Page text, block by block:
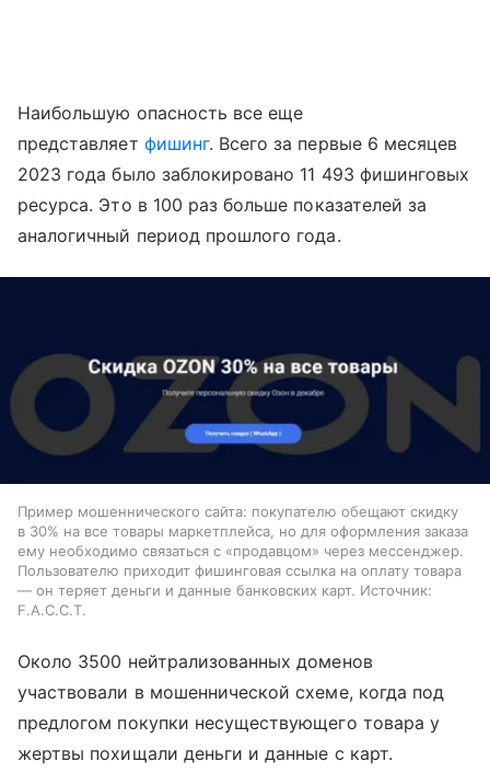
Наибольшую опасность все еще
представляет фишинг. Всего за первые 6 месяцев
2023 года было заблокировано 11 493 фишинговых
ресурса. Это в 100 раз больше показателей за
аналогичный период прошлого года.
Пример мошеннического сайта: покупателю обещают скидку
в 30% на все товары маркетплейса, но для оформления заказа
ему необходимо связаться с «продавцом» через мессенджер.
Пользователю приходит фишинговая ссылка на оплату товара
— он теряет деньги и данные банковских карт. Источник:
F.A.С.С.T.
Около 3500 нейтрализованных доменов
участвовали в мошеннической схеме, когда под
предлогом покупки несуществующего товара у
жертвы похищали деньги и данные с карт.